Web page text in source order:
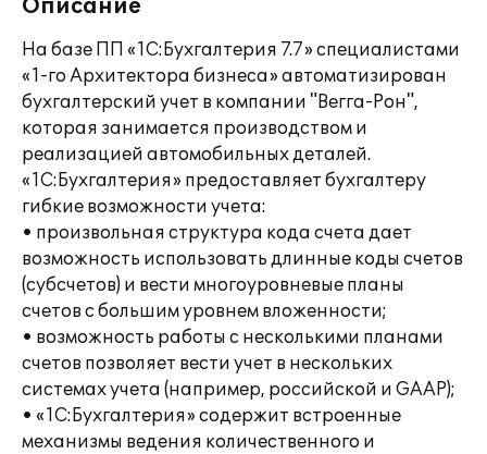
Описание
На базе ПП «1С:Бухгалтерия 7.7» специалистами
«1-го Архитектора бизнеса» автоматизирован
бухгалтерский учет в компании "Вегга-Рон",
которая занимается производством и
реализацией автомобильных деталей.
«1С:Бухгалтерия» предоставляет бухгалтеру
гибкие возможности учета:
• произвольная структура кода счета дает
возможность использовать длинные коды счетов
(субсчетов) и вести многоуровневые планы
счетов с большим уровнем вложенности;
• возможность работы с несколькими планами
счетов позволяет вести учет в нескольких
системах учета (например, российской и GAAP);
• «1С:Бухгалтерия» содержит встроенные
механизмы ведения количественного и